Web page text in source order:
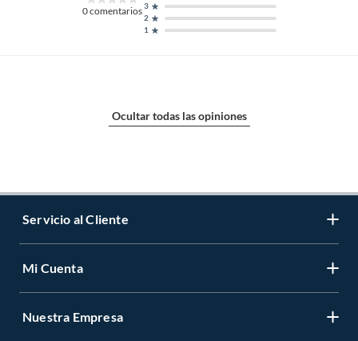
0comentarios
1
2
3
Ocultar todas las opiniones
Servicio al Cliente
Contáctanos
Mi Cuenta
Registrate
Nuestra Empresa